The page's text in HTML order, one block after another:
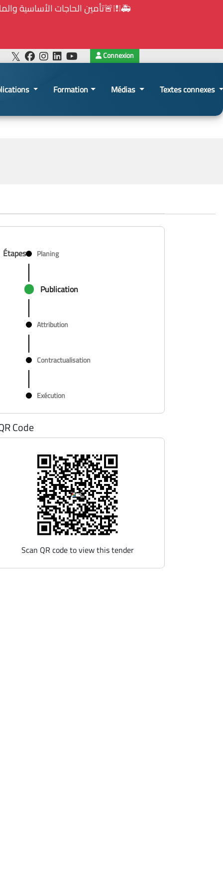
⚠️... ويكون النشر إلزامياً على المنصة
Connexion
Formation Médias Textes connexes
Étapes Planing
Publication
Attribution
Contractualisation
Exécution
Code
Scan QR code to view this tender